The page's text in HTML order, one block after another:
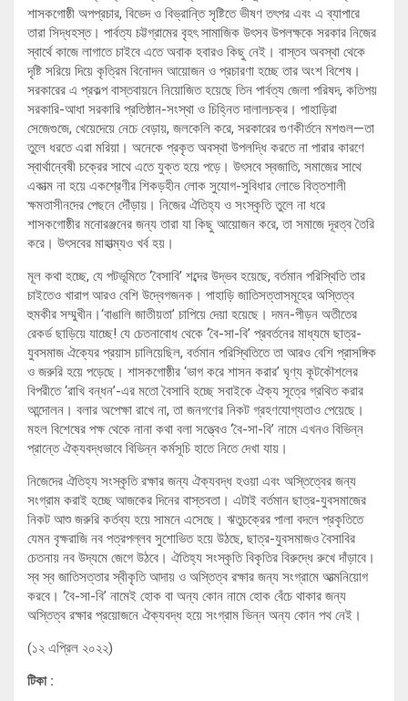
শাসকগোষ্ঠী অপপ্রচার, বিভেদ ও বিভ্রান্তি সৃষ্টিতে ভীষণ তৎপর এবং এ ব্যাপারে
তারা সিদ্ধহস্ত। পার্বত্য চট্টগ্রামের বৃহৎ সামাজিক উৎসব উপলক্ষকে সরকার নিজের
স্বার্থে কাজে লাগাতে চাইবে এতে অবাক হবারও কিছু নেই। বাস্তব অবস্থা থেকে
দৃষ্টি সরিয়ে দিয়ে কৃত্রিম বিনোদন আয়োজন ও প্রচারণা হচ্ছে তার অংশ বিশেষ।
সরকারের এ প্রকল্প বাস্তবায়নে নিয়োজিত হয়েছে তিন পার্বত্য জেলা পরিষদ, কতিপয়
সরকারি-আধা সরকারি প্রতিষ্ঠান-সংস্থা ও চিহ্নিত দালালচক্র। পাহাড়িরা
সেজেগুজে, খেয়েদেয়ে নেচে বেড়ায়, জলকেলি করে, সরকারের গুণকীর্তনে মশগুল—তা
তুলে ধরতে এরা মরিয়া। অনেকে প্রকৃত অবস্থা উপলদ্ধি করতে না পারার কারণে
স্বার্থান্বেষী চক্রের সাথে এতে যুক্ত হয়ে পড়ে। উৎসবে স্বজাতি, সমাজের সাথে
একাত্ম না হয়ে একশ্রেণীর শিকড়হীন লোক সুযোগ-সুবিধার লোভে বিত্তশালী
ক্ষমতাসীনদের পেছনে দৌঁড়ায়। নিজের ঐতিহ্য ও সংস্কৃতি তুলে না ধরে
শাসকগোষ্ঠীর মনোরঞ্জনের জন্য তারা যা কিছু আয়োজন করে, তা সমাজে দূরত্ব তৈরি
করে। উৎসবের মাহাত্ম্যও খর্ব হয়।
মূল কথা হচ্ছে, যে পটভূমিতে ‘বৈসাবি’ শব্দের উদ্ভব হয়েছে, বর্তমান পরিস্থিতি তার
চাইতেও খারাপ আরও বেশি উদ্বেগজনক। পাহাড়ি জাতিসত্তাসমূহের অস্তিত্ব
হুমকীর সম্মুখীন।‘বাঙালি জাতীয়তা’ চাপিয়ে দেয়া হয়েছে। দমন-পীড়ন অতীতের
রেকর্ড ছাড়িয়ে যাচ্ছে! যে চেতনাবোধ থেকে ‘বৈ-সা-বি’ প্রবর্তনের মাধ্যমে ছাত্র-
যুবসমাজ ঐক্যের প্রয়াস চালিয়েছিল, বর্তমান পরিস্থিতিতে তা আরও বেশি প্রাসঙ্গিক
ও জরুরি হয়ে পড়েছে। শাসকগোষ্ঠীর ‘ভাগ করে শাসন করার’ ঘৃণ্য কূটকৌশলের
বিপরীতে ‘রাখি বন্ধন’-এর মতো বৈসাবি হচ্ছে সবাইকে ঐক্য সূত্রে গ্রথিত করার
আন্দোলন। বলার অপেক্ষা রাখে না, তা জনগণের নিকট গ্রহণযোগ্যতাও পেয়েছে।
মহল বিশেষের পক্ষ থেকে নানা কথা বলা সত্ত্বেও ‘বৈ-সা-বি’ নামে এখনও বিভিন্ন
প্রান্তে ঐক্যবদ্ধভাবে বিভিন্ন কর্মসূচি হাতে নিতে দেখা যায়।
নিজেদের ঐতিহ্য সংস্কৃতি রক্ষার জন্য ঐক্যবদ্ধ হওয়া এবং অস্তিত্বের জন্য
সংগ্রাম করাই হচ্ছে আজকের দিনের বাস্তবতা। এটাই বর্তমান ছাত্র-যুবসমাজের
নিকট আশু জরুরি কর্তব্য হয়ে সামনে এসেছে। ঋতুচক্রের পালা বদলে প্রকৃতিতে
যেমন বৃক্ষরাজি নব পত্রপল্লব সুশোভিত হয়ে উঠছে, ছাত্র-যুবসমাজও বৈসাবির
চেতনায় নব উদ্যমে জেগে উঠবে। ঐতিহ্য সংস্কৃতি বিকৃতির বিরুদ্ধে রুখে দাঁড়াবে।
স্ব স্ব জাতিসত্তার স্বীকৃতি আদায় ও অস্তিত্ব রক্ষার জন্য সংগ্রামে আত্মনিয়োগ
করবে। ‘বৈ-সা-বি’ নামেই হোক বা অন্য কোন নামে হোক বেঁচে থাকার জন্য
অস্তিত্ব রক্ষার প্রয়োজনে ঐক্যবদ্ধ হয়ে সংগ্রাম ভিন্ন অন্য কোন পথ নেই।
(১২ এপ্রিল ২০২২)
টিকা :